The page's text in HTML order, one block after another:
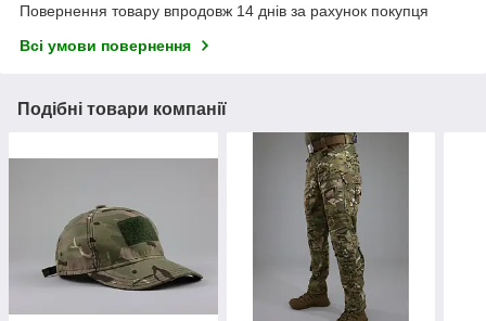
Повернення товару впродовж 14 днів за рахунок покупця
Всі умови повернення
Подібні товари компанії